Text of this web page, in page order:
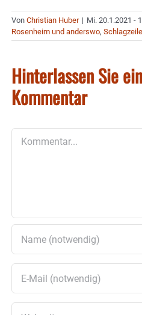
Von Christian Huber | Mi. 20.1.2021 -
Rosenheim und anderswo,
Hinterlassen Sie
Kommentar